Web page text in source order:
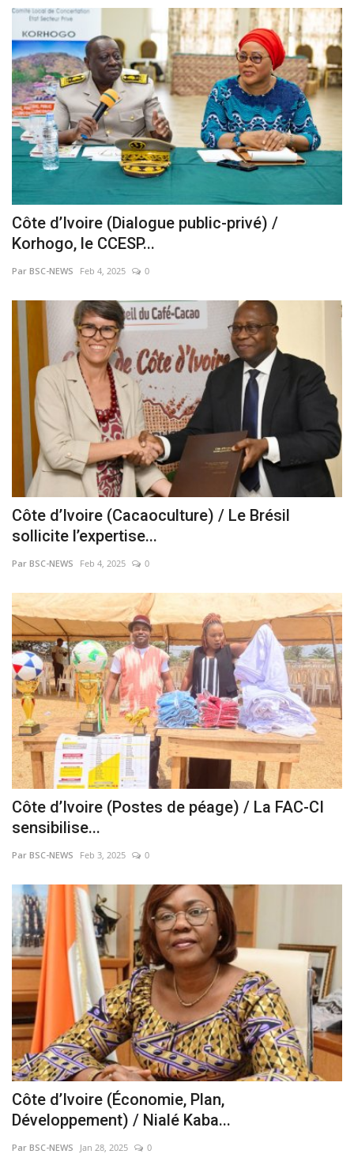
Côte d’Ivoire (Dialogue public-privé) /
Korhogo, le CCESP...
Par BSC-NEWS Feb 4, 2025 0
Côte d’Ivoire (Cacaoculture) / Le Brésil
sollicite l’expertise...
Par BSC-NEWS Feb 4, 2025 0
Côte d’Ivoire (Postes de péage) / La FAC-CI
sensibilise...
Par BSC-NEWS Feb 3, 2025 0
Côte d’Ivoire (Économie, Plan,
Développement) / Nialé Kaba...
Par BSC-NEWS Jan 28, 2025 0